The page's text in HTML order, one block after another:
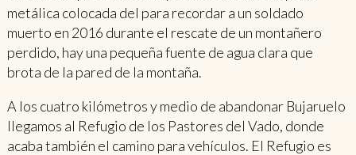
metálica colocada del para recordar a un soldado
muerto en 2016 durante el rescate de un montañero
perdido, hay una pequeña fuente de agua clara que
brota de la pared de la montaña.
A los cuatro kilómetros y medio de abandonar Bujaruelo
llegamos al Refugio de los Pastores del Vado, donde
acaba también el camino para vehículos. El Refugio es